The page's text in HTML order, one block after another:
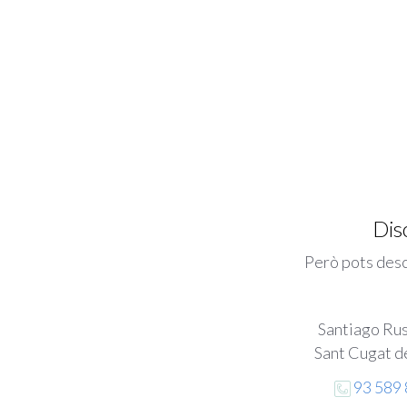
Però pots
Santiago
Sant Cugat
93 589